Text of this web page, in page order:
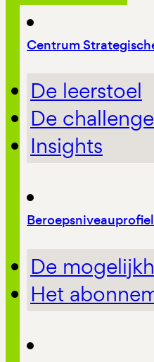
Centrum
De leerstoel
De challenge
Insights
De
Het